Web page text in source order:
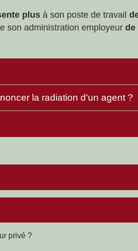
plus à son poste de travail
son administration employeur de
la radiation d'un agent ?
privé ?